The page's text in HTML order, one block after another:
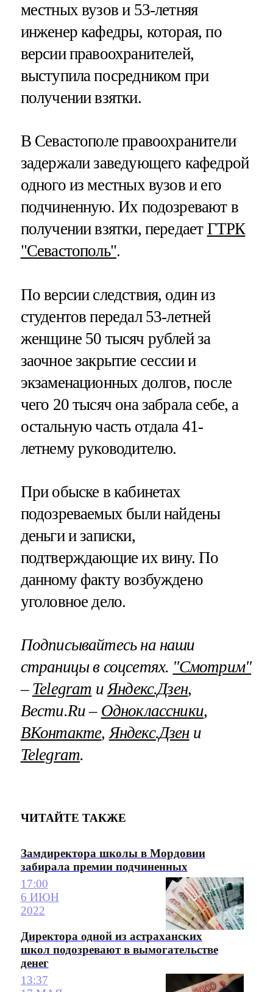
местных вузов и 53-летняя
инженер кафедры, которая, по
версии правоохранителей,
выступила посредником при
получении взятки.
В Севастополе правоохранители
задержали заведующего кафедрой
одного из местных вузов и его
подчиненную. Их подозревают в
получении взятки, передает ГТРК
"Севастополь".
По версии следствия, один из
студентов передал 53-летней
женщине 50 тысяч рублей за
заочное закрытие сессии и
экзаменационных долгов, после
чего 20 тысяч она забрала себе, а
остальную часть отдала 41-
летнему руководителю.
При обыске в кабинетах
подозреваемых были найдены
деньги и записки,
подтверждающие их вину. По
данному факту возбуждено
уголовное дело.
Подписывайтесь на наши
страницы в соцсетях. "Смотрим"
– Telegram и Яндекс.Дзен,
Вести.Ru – Одноклассники,
ВКонтакте, Яндекс.Дзени
Telegram.
ЧИТАЙТЕ ТАКЖЕ
Замдиректора школы в Мордовии
забирала премии подчиненных
17:00
6 ИЮН
2022
Директора одной из астраханских
школ подозревают в вымогательстве
денег
13:37